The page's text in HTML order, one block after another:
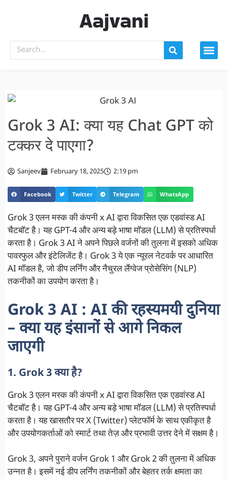
Aajvani
Grok 3 AI: क्या यह Chat GPT को
टक्कर दे पाएगा?
Sanjeev February 18, 2025 2:19 pm
Facebook Twitter Telegram WhatsApp
Grok 3 एलन मस्क की कंपनी x AI द्वारा विकसित एक एडवांस्ड AI
चैटबॉट है। यह GPT-4 और अन्य बड़े भाषा मॉडल (LLM) से प्रतिस्पर्धा
करता है। Grok 3 AI ने अपने पिछले वर्जनों की तुलना में इसको अधिक
पावरफुल और इंटेलिजेंट है। Grok 3 ये एक न्यूरल नेटवर्क पर आधारित
AI मॉडल है, जो डीप लर्निंग और नैचुरल लैंग्वेज प्रोसेसिंग (NLP)
तकनीकों का उपयोग करता है।
Grok 3 AI : AI की रहस्यमयी दुनिया
– क्या यह इंसानों से आगे निकल
जाएगी
1. Grok 3 क्या है?
Grok 3 एलन मस्क की कंपनी x AI द्वारा विकसित एक एडवांस्ड AI
चैटबॉट है। यह GPT-4 और अन्य बड़े भाषा मॉडल (LLM) से प्रतिस्पर्धा
करता है। यह खासतौर पर X (Twitter) प्लेटफॉर्म के साथ एकीकृत है
और उपयोगकर्ताओं को स्मार्ट तथा तेज़ और प्रभावी उत्तर देने में सक्षम है।
Grok 3, अपने पुराने वर्जन Grok 1 और Grok 2 की तुलना में अधिक
उन्नत है। इसमें नई डीप लर्निंग तकनीकों और बेहतर तर्क क्षमता का